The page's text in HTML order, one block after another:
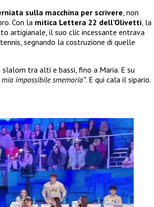
sulla macchina per scrivere , non
Con la mitica Lettera 22 dell’Olivetti , la
artigianale, il suo clic incessante entrava
segnando la costruzione di quelle
tra alti e bassi, fino a Maria. E su
impossibile smemoria”. E qui cala il sipario.